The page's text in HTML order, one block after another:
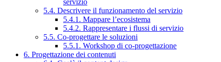
5.4. Descrivere il funzionamento del servizio
5.4.1. Mappare l’ecosistema
5.4.2. Rappresentare i flussi di servizio
5.5. Co-progettare le soluzioni
5.5.1. Workshop di co-progettazione
6. Progettazione dei contenuti